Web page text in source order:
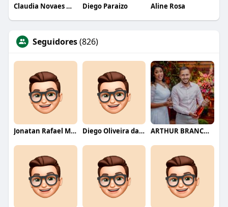
Claudia Novaes Novaes Diego Paraizo Aline Rosa
Seguidores(826)
Jonatan Rafael Mello Diego Oliveira da Motta ARTHUR BRANCO FERNANDES